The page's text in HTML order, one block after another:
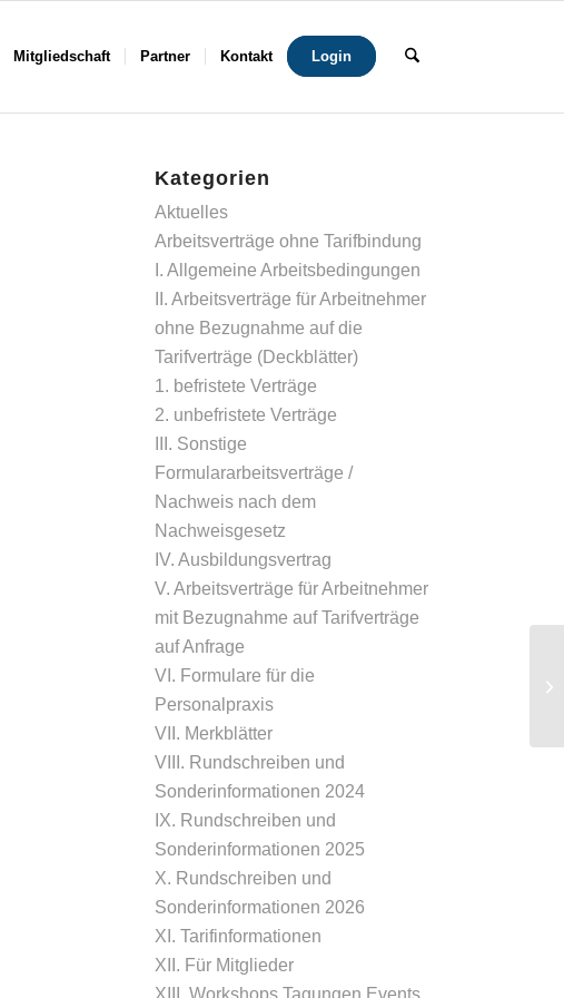
Mitgliedschaft Partner Kontakt Login
Kategorien
Aktuelles
Arbeitsverträge ohne Tarifbindung
I. Allgemeine Arbeitsbedingungen
II. Arbeitsverträge für Arbeitnehmer
ohne Bezugnahme auf die
Tarifverträge (Deckblätter)
1. befristete Verträge
2. unbefristete Verträge
III. Sonstige
Formulararbeitsverträge /
Nachweis nach dem
Nachweisgesetz
IV. Ausbildungsvertrag
V. Arbeitsverträge für Arbeitnehmer
mit Bezugnahme auf Tarifverträge
auf Anfrage
VI. Formulare für die
Personalpraxis
VII. Merkblätter
VIII. Rundschreiben und
Sonderinformationen 2024
IX. Rundschreiben und
Sonderinformationen 2025
X. Rundschreiben und
Sonderinformationen 2026
XI. Tarifinformationen
XII. Für Mitglieder
XIII. Workshops Tagungen Events